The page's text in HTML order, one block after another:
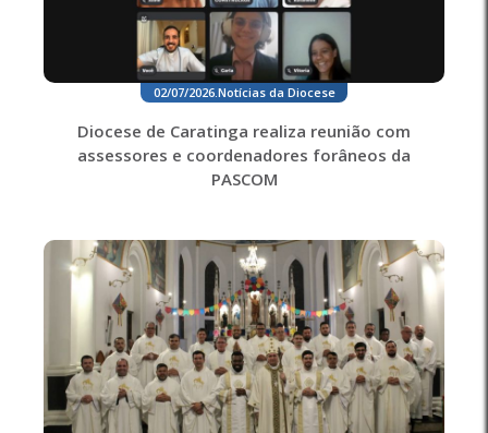
02/07/2026. Notícias da Diocese
Diocese de Caratinga realiza reunião com
assessores e coordenadores forâneos da
PASCOM